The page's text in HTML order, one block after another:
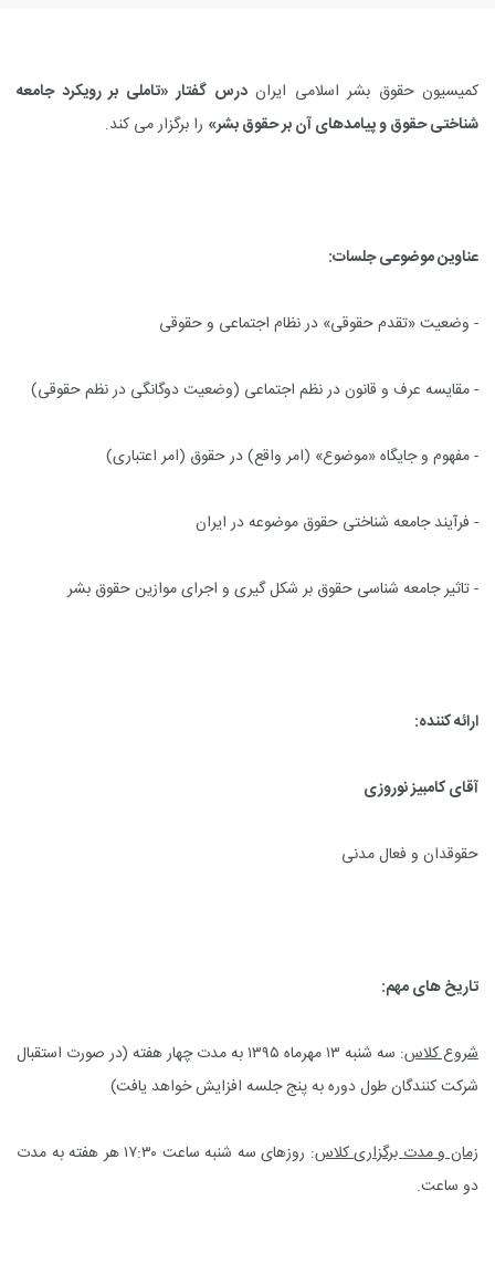
کمیسیون حقوق بشر اسلامی ایراندرس گفتار «تاملی بر رویکرد جامعه
شناختی حقوق و پیامدهای آن بر حقوق بشر» را برگزار می کند.
عناوین موضوعی جلسات:
- وضعیت «تقدم حقوقی» در نظام اجتماعی و حقوقی
- مقایسه عرف و قانون در نظم اجتماعی (وضعیت دوگانگی در نظم حقوقی)
- مفهوم و جایگاه «موضوع» (امر واقع) در حقوق (امر اعتباری)
- فرآیند جامعه شناختی حقوق موضوعه در ایران
- تاثیر جامعه شناسی حقوق بر شکل گیری و اجرای موازین حقوق بشر
ارائه کننده:
آقای کامبیز نوروزی
حقوقدان و فعال مدنی
تاریخ های مهم:
شروع کلاس
: سه شنبه ۱۳ مهرماه ۱۳۹۵ به مدت چهار هفته (در صورت استقبال
شرکت کنندگان طول دوره به پنج جلسه افزایش خواهد یافت)
زمان و مدت برگزاری کلاس
: روزهای سه شنبه ساعت ۱۷:۳۰ هر هفته به مدت
دو ساعت.